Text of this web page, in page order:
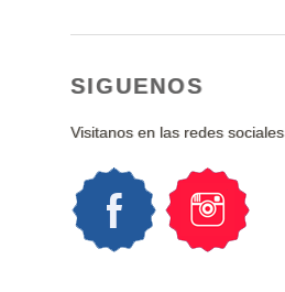
SIGUENOS
Visitanos en las redes sociales